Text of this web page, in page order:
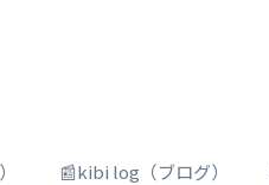
📰kibi log（ブログ）